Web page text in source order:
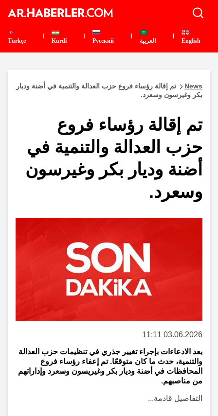
English العربية Pусский
Kurdî
Türkçe
News
تم إقالة رؤساء فروع حزب العدالة والتنمية في أضنة وديار
بكر وغيرسون وسعرد.
تم إقالة رؤساء فروع
حزب العدالة والتنمية في
أضنة وديار بكر وغيرسون
وسعرد.
03.06.2026 11:11
بعد الادعاءات بإجراء تغيير جذري في تنظيمات حزب العدالة
والتنمية، حدث ما كان متوقعًا. تم إعفاء رؤساء فروع
المحافظات في أضنة وديار بكر وغيريسون وسعرد وإداراتهم
من مناصبهم.
التفاصيل قادمة...